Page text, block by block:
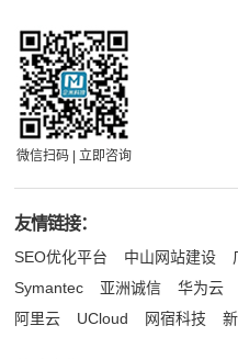
微信扫码 | 立即咨询
友情链接：
SEO优化平台 中山网站建设
Symantec
亚洲诚信 华为云
阿里云
UCloud 网宿科技